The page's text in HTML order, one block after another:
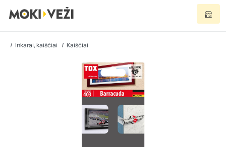
Inkarai, kaiščiai Kaiščiai